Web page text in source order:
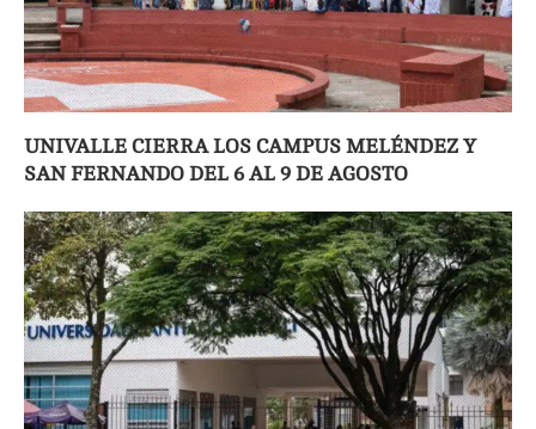
UNIVALLE CIERRA LOS CAMPUS MELÉNDEZ Y
SAN FERNANDO DEL 6 AL 9 DE AGOSTO